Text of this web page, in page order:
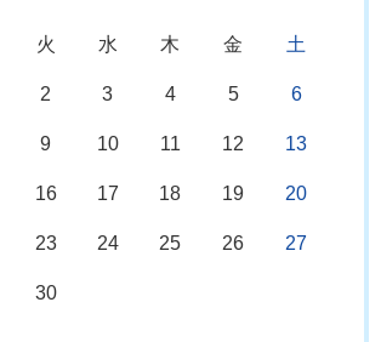
火 水 木 金 土
2 3 4 5 6
9 10 11 12 13
16 17 18 19 20
23 24 25 26 27
30